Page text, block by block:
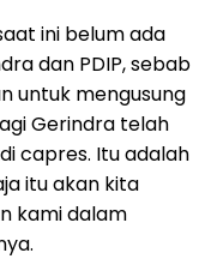
ini belum ada
dan PDIP, sebab
untuk mengusung
Gerindra telah
capres. Itu adalah
itu akan kita
kami dalam